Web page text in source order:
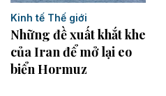
Kinh tế Thế giới
Những đề xuất khắt khe
của Iran để mở lại eo
biển Hormuz